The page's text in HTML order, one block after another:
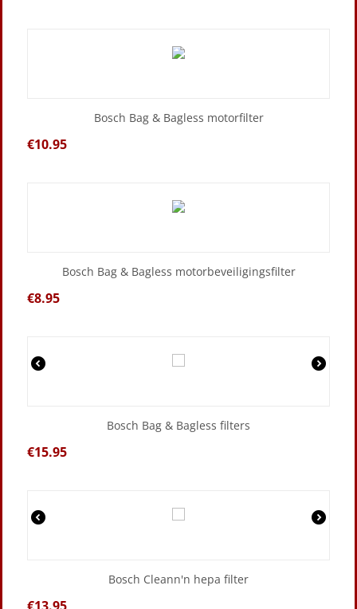
Bosch Bag & Bagless motorfilter
€10.95
Bosch Bag & Bagless motorbeveiligingsfilter
€8.95
Bosch Bag & Bagless filters
€15.95
Bosch Cleann'n hepa filter